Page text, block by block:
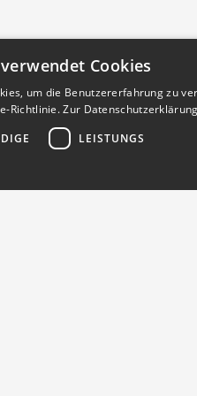
Cookies
um die Benutzererfahrung zu
Richtlinie.Zur Datenschutzerklärung
LEISTUNGS